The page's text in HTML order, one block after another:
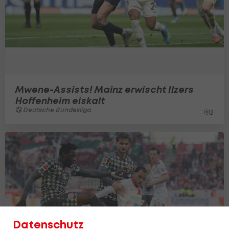
Mwene-Assists! Mainz erwischt Ilzers
Hoffenheim eiskalt
Deutsche Bundesliga 2
Datenschutz